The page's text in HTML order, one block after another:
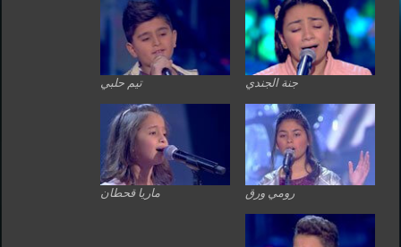
جنة الجندي تيم حلبي
رومي ورق ماريا قحطان